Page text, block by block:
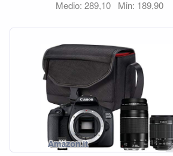
Medio: 289,10 Min: 189,90